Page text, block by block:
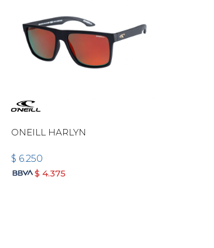
ONEILL HARLYN
$ 6.250
$ 4.375